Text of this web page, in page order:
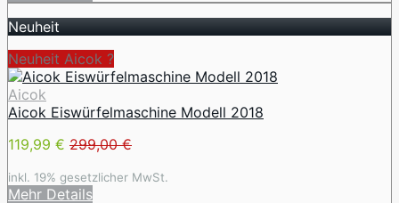
Neuheit
Neuheit Aicok ?
Aicok
Aicok Eiswürfelmaschine Modell 2018
119,99 € 299,00 €
inkl. 19% gesetzlicher MwSt.
Mehr Details